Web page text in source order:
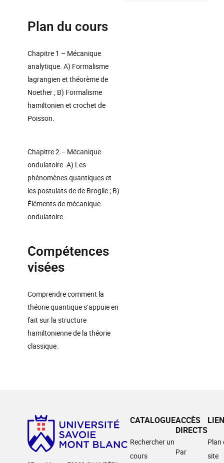
Plan du cours
Chapitre 1 – Mécanique
analytique. A) Formalisme
lagrangien et théorème de
Noether ; B) Formalisme
hamiltonien et crochet de
Poisson.
Chapitre 2 – Mécanique
ondulatoire. A) Les
phénomènes quantiques et
les postulats de de Broglie ; B)
Éléments de mécanique
ondulatoire.
Compétences
visées
Comprendre comment la
théorie quantique s’appuie en
fait sur la structure
hamiltonienne de la théorie
classique.
CATALOGUE
Rechercher un
cours
ACCÈS
DIRECTS
Par
Plan
site